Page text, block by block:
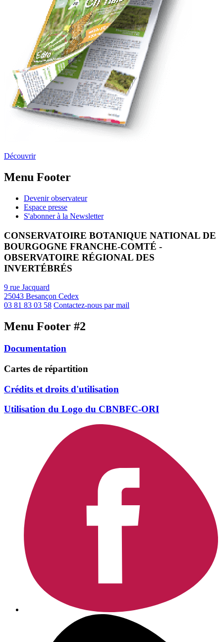
Découvrir
Menu Footer
Devenir observateur
Espace presse
S'abonner à la Newsletter
CONSERVATOIRE BOTANIQUE NATIONAL DE
BOURGOGNE FRANCHE-COMTÉ -
OBSERVATOIRE RÉGIONAL DES
INVERTÉBRÉS
9 rue Jacquard
25043 Besançon Cedex
03 81 83 03 58 Contactez-nous par mail
Menu Footer #2
Documentation
Cartes de répartition
Crédits et droits d'utilisation
Utilisation du Logo du CBNBFC-ORI